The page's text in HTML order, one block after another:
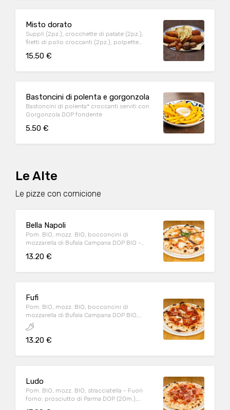
Misto dorato
Supplì (2pz.), crocchette di patate (2pz.),
filetti di pollo croccanti (2pz.), polpette
15.50 €
Bastoncini di polenta e gorgonzola
Bastoncini di polenta* croccanti serviti con
Gorgonzola DOP fondente
5.50 €
Le Alte
Le pizze con cornicione
Bella Napoli
Pom. BIO, mozz. BIO, bocconcini di
mozzarella di Bufala Campana DOP BIO -
EVO BIO
13.20 €
Fufi
Pom. BIO, mozz. BIO, bocconcini di
mozzarella di Bufala Campana DOP BIO,
pesto di salsiccia, spianata piccante - Fuori
forno: pomodorini datterino conditi, origano
13.20 €
Ludo
Pom. BIO, mozz. BIO, stracciatella - Fuori
forno: prosciutto di Parma DOP (20m.),